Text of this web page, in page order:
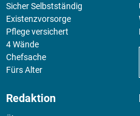
Sicher Selbstständig
Existenz­vorsorge
Pflege versichert
4 Wände
Chefsache
Fürs Alter
Redaktion